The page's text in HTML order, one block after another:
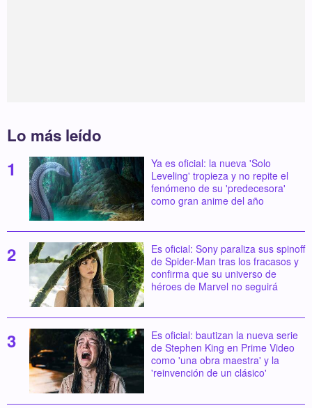
Lo más leído
Ya es oficial: la nueva 'Solo
Leveling' tropieza y no repite el
fenómeno de su 'predecesora'
como gran anime del año
Es oficial: Sony paraliza sus spinoff
de Spider-Man tras los fracasos y
confirma que su universo de
héroes de Marvel no seguirá
Es oficial: bautizan la nueva serie
de Stephen King en Prime Video
como 'una obra maestra' y la
'reinvención de un clásico'